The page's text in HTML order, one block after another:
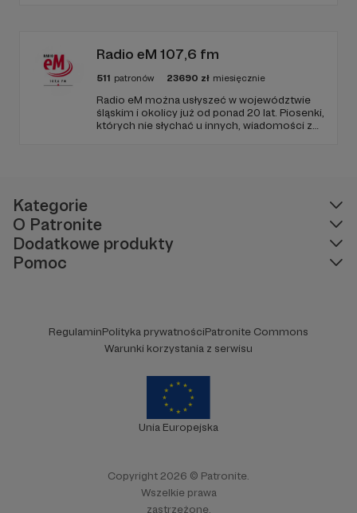
bańkami informacyjnymi.
Radio eM 107,6 fm
511 patronów 23690 zł miesięcznie
Radio eM można usłyszeć w województwie
śląskim i okolicy już od ponad 20 lat. Piosenki,
których nie słychać u innych, wiadomości z
Kategorie
O Patronite
Dodatkowe produkty
Pomoc
RegulaminPolityka prywatnościPatronite Commons
Warunki korzystania z serwisu
Unia Europejska
Copyright 2026 © Patronite.
Wszelkie prawa
zastrzeżone.